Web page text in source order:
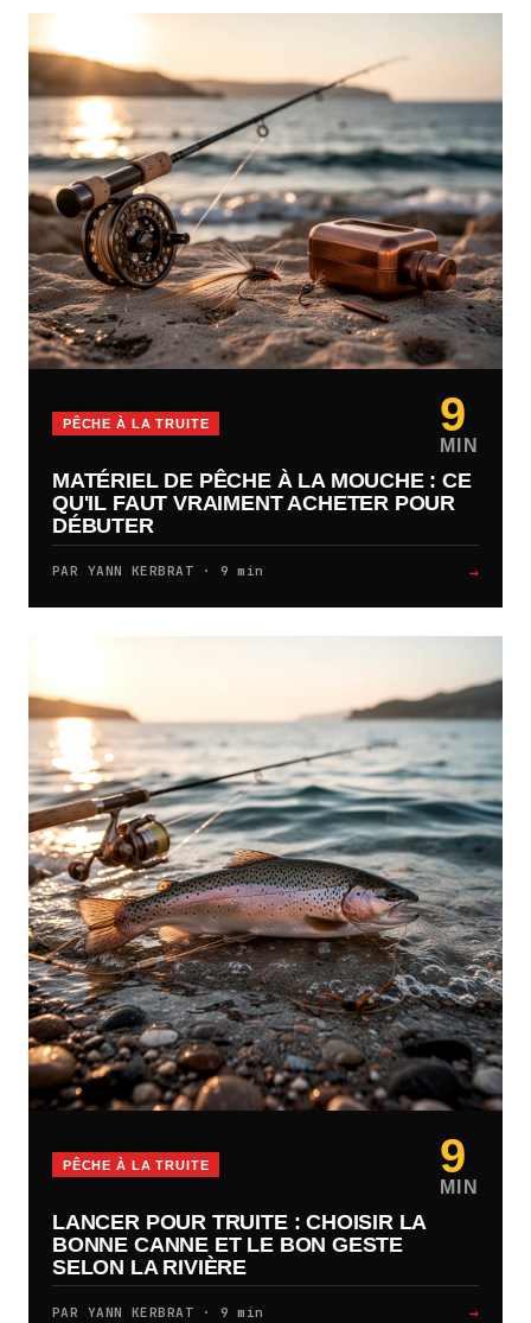
PÊCHE À LA TRUITE 9
MIN
MATÉRIEL DE PÊCHE À LA MOUCHE : CE
QU'IL FAUT VRAIMENT ACHETER POUR
DÉBUTER
PAR YANN KERBRAT · 9 min →
PÊCHE À LA TRUITE 9
MIN
LANCER POUR TRUITE : CHOISIR LA
BONNE CANNE ET LE BON GESTE
SELON LA RIVIÈRE
PAR YANN KERBRAT · 9 min →